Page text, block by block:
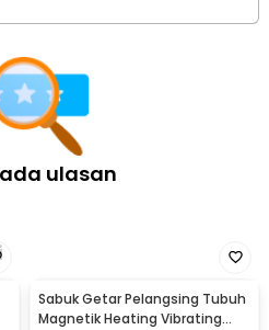
ulasan
Sabuk Getar Pelangsing Tubuh
Magnetik Heating Vibrating